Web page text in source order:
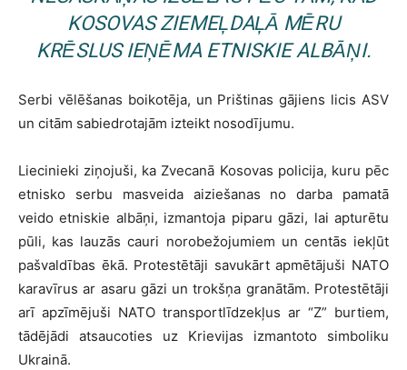
KOSOVAS ZIEMEĻDAĻĀ MĒRU
KRĒSLUS IEŅĒMA ETNISKIE ALBĀŅI.
Serbi vēlēšanas boikotēja, un Prištinas gājiens licis ASV
un citām sabiedrotajām izteikt nosodījumu.
Liecinieki ziņojuši, ka Zvecanā Kosovas policija, kuru pēc
etnisko serbu masveida aiziešanas no darba pamatā
veido etniskie albāņi, izmantoja piparu gāzi, lai apturētu
pūli, kas lauzās cauri norobežojumiem un centās iekļūt
pašvaldības ēkā. Protestētāji savukārt apmētājuši NATO
karavīrus ar asaru gāzi un trokšņa granātām. Protestētāji
arī apzīmējuši NATO transportlīdzekļus ar “Z” burtiem,
tādējādi atsaucoties uz Krievijas izmantoto simboliku
Ukrainā.